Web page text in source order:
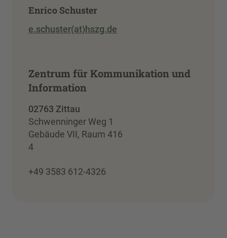
Enrico Schuster
e.schuster(at)hszg.de
Zentrum für Kommunikation und
Information
02763 Zittau
Schwenninger Weg 1
Gebäude VII, Raum 416
4
+49 3583 612-4326